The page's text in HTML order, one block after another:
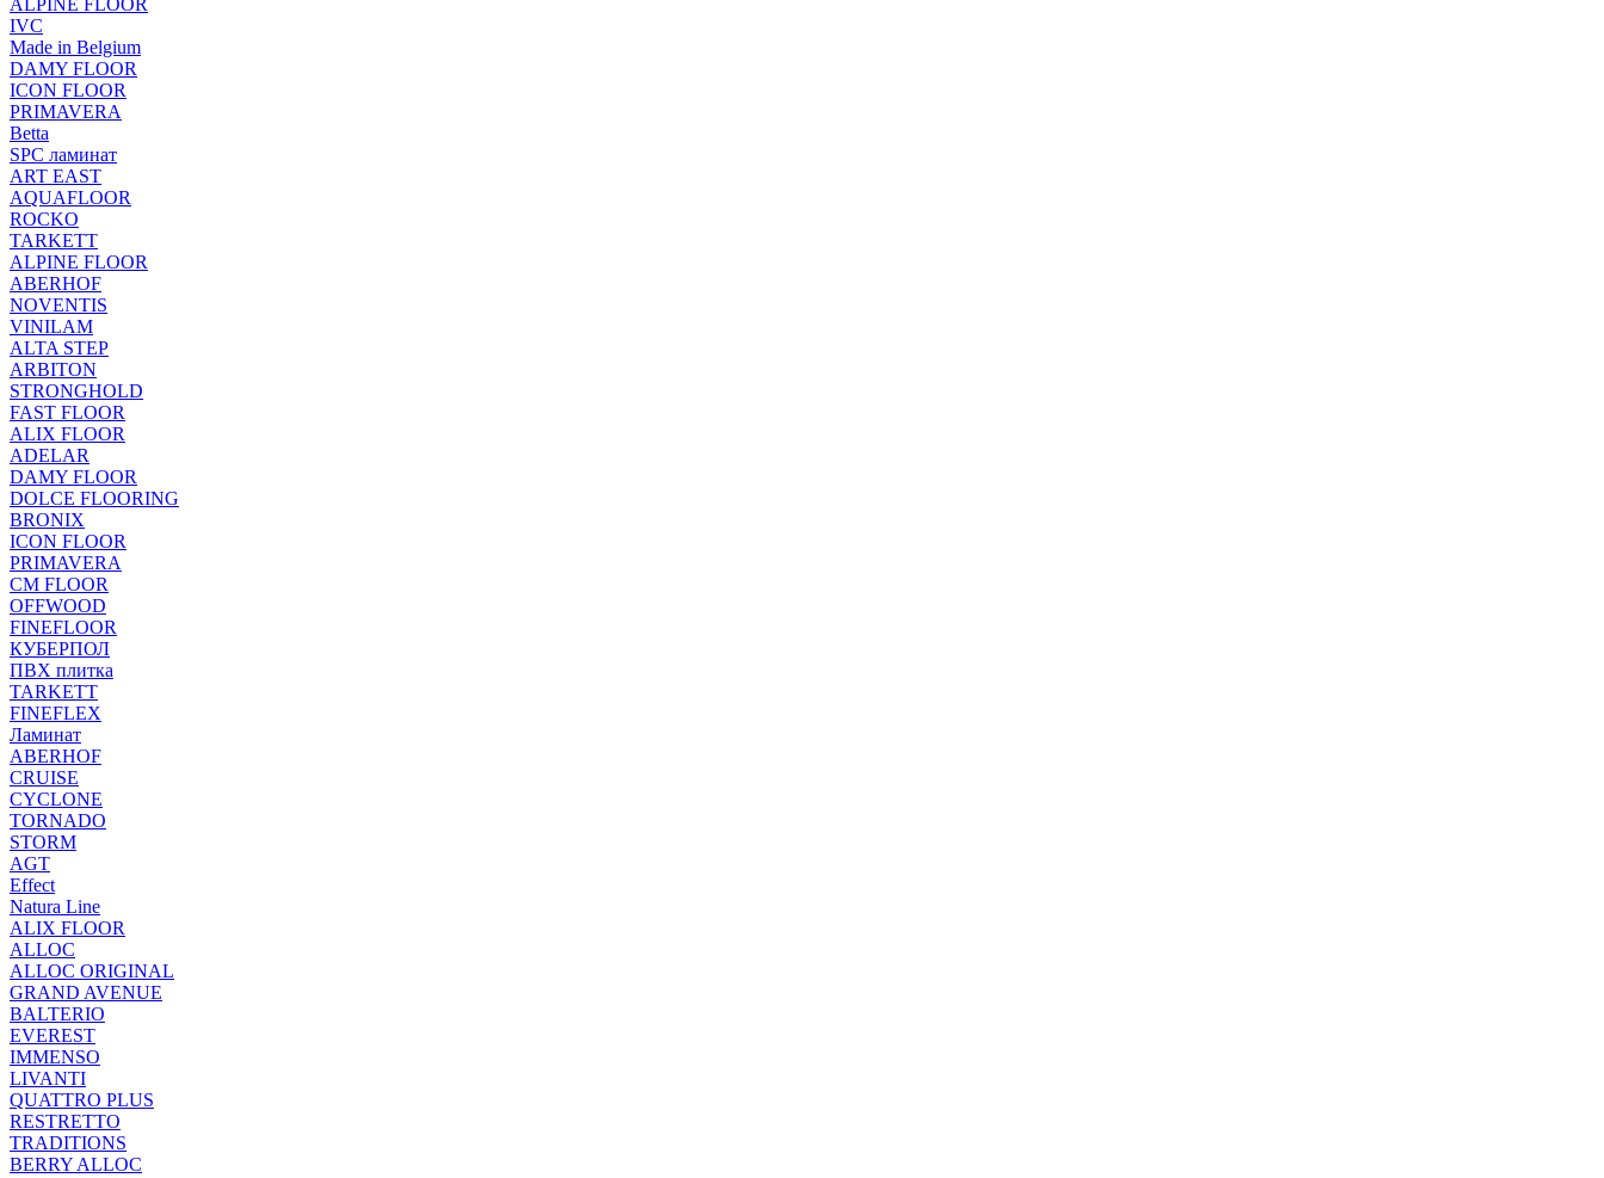
ALPINE FLOOR
IVC
Made in Belgium
DAMY FLOOR
ICON FLOOR
PRIMAVERA
Betta
SPC ламинат
ART EAST
AQUAFLOOR
ROCKO
TARKETT
ALPINE FLOOR
ABERHOF
NOVENTIS
VINILAM
ALTA STEP
ARBITON
STRONGHOLD
FAST FLOOR
ALIX FLOOR
ADELAR
DAMY FLOOR
DOLCE FLOORING
BRONIX
ICON FLOOR
PRIMAVERA
CM FLOOR
OFFWOOD
FINEFLOOR
КУБЕРПОЛ
ПВХ плитка
TARKETT
FINEFLEX
Ламинат
ABERHOF
CRUISE
CYCLONE
TORNADO
STORM
AGT
Effect
Natura Line
ALIX FLOOR
ALLOC
ALLOC ORIGINAL
GRAND AVENUE
BALTERIO
EVEREST
IMMENSO
LIVANTI
QUATTRO PLUS
RESTRETTO
TRADITIONS
BERRY ALLOC